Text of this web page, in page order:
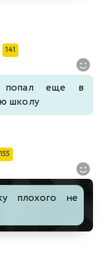
141
попал еще в
школу
плохого не